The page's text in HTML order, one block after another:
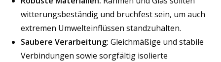
witterungsbeständig und bruchfest sein, um auch
extremen Umwelteinflüssen standzuhalten.
Saubere Verarbeitung: Gleichmäßige und stabile
Verbindungen sowie sorgfältig isolierte